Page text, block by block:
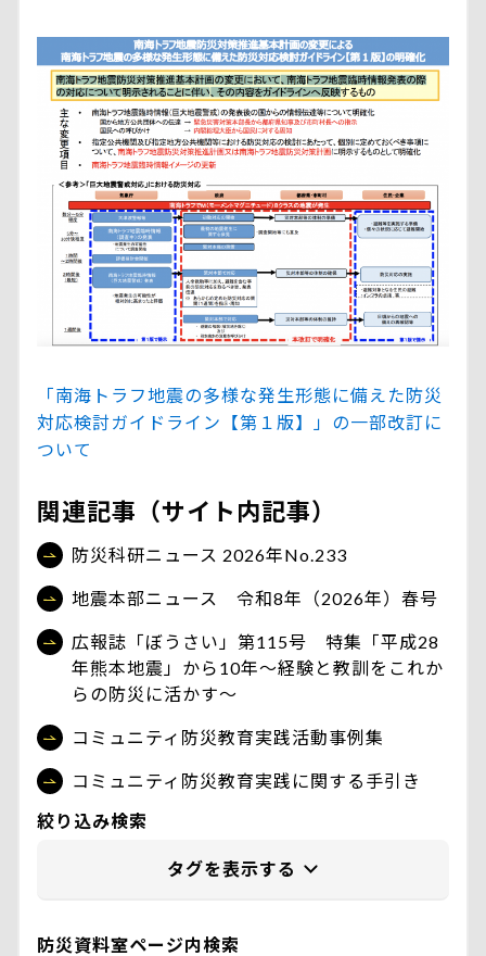
「南海トラフ地震の多様な発生形態に備えた防災
対応検討ガイドライン【第１版】」の一部改訂に
ついて
関連記事（サイト内記事）
防災科研ニュース 2026年No.233
地震本部ニュース 令和8年（2026年）春号
広報誌「ぼうさい」第115号 特集「平成28
年熊本地震」から10年〜経験と教訓をこれか
らの防災に活かす〜
コミュニティ防災教育実践活動事例集
コミュニティ防災教育実践に関する手引き
絞り込み検索
防災資料室ページ内検索